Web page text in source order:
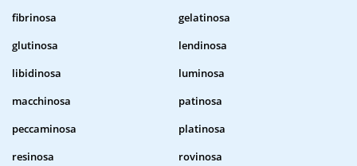
fibrinosa
gelatinosa
glutinosa
lendinosa
libidinosa
luminosa
macchinosa
patinosa
peccaminosa
platinosa
resinosa
rovinosa